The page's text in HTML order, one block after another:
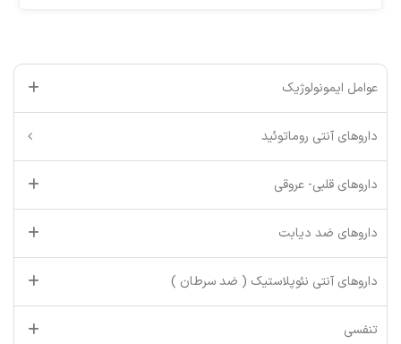
عوامل ایمونولوژیک
داروهای آنتی روماتوئید
داروهای قلبی- عروقی
داروهای ضد دیابت
داروهای آنتی نئوپلاستیک ( ضد سرطان )
تنفسی